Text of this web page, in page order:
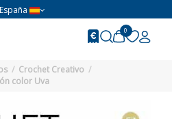
0
Crochet Creativo
color Uva